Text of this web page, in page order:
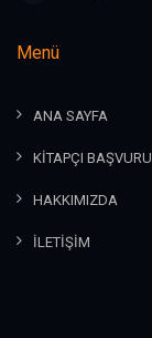
Menü
ANA SAYFA
KİTAPÇI
HAKKIMIZDA
İLETİŞİM